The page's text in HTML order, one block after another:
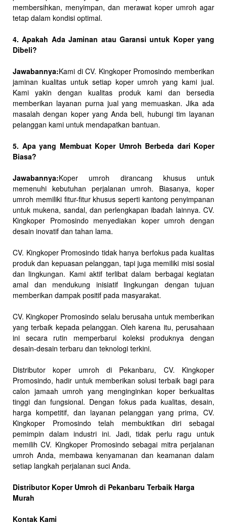
membersihkan, menyimpan, dan merawat koper umroh agar
tetap dalam kondisi optimal.
4. Apakah Ada Jaminan atau Garansi untuk Koper yang
Dibeli?
Jawabannya:Kami di CV. Kingkoper Promosindo memberikan
jaminan kualitas untuk setiap koper umroh yang kami jual.
Kami yakin dengan kualitas produk kami dan bersedia
memberikan layanan purna jual yang memuaskan. Jika ada
masalah dengan koper yang Anda beli, hubungi tim layanan
pelanggan kami untuk mendapatkan bantuan.
5. Apa yang Membuat Koper Umroh Berbeda dari Koper
Biasa?
Jawabannya:Koper umroh dirancang khusus untuk
memenuhi kebutuhan perjalanan umroh. Biasanya, koper
umroh memiliki fitur-fitur khusus seperti kantong penyimpanan
untuk mukena, sandal, dan perlengkapan ibadah lainnya. CV.
Kingkoper Promosindo menyediakan koper umroh dengan
desain inovatif dan tahan lama.
CV. Kingkoper Promosindo tidak hanya berfokus pada kualitas
produk dan kepuasan pelanggan, tapi juga memiliki misi sosial
dan lingkungan. Kami aktif terlibat dalam berbagai kegiatan
amal dan mendukung inisiatif lingkungan dengan tujuan
memberikan dampak positif pada masyarakat.
CV. Kingkoper Promosindo selalu berusaha untuk memberikan
yang terbaik kepada pelanggan. Oleh karena itu, perusahaan
ini secara rutin memperbarui koleksi produknya dengan
desain-desain terbaru dan teknologi terkini.
Distributor koper umroh di Pekanbaru, CV. Kingkoper
Promosindo, hadir untuk memberikan solusi terbaik bagi para
calon jamaah umroh yang menginginkan koper berkualitas
tinggi dan fungsional. Dengan fokus pada kualitas, desain,
harga kompetitif, dan layanan pelanggan yang prima, CV.
Kingkoper Promosindo telah membuktikan diri sebagai
pemimpin dalam industri ini. Jadi, tidak perlu ragu untuk
memilih CV. Kingkoper Promosindo sebagai mitra perjalanan
umroh Anda, membawa kenyamanan dan keamanan dalam
setiap langkah perjalanan suci Anda.
Distributor Koper Umroh di Pekanbaru Terbaik Harga
Murah
Kontak Kami